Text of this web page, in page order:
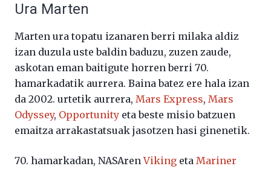
Ura Marten
Marten ura topatu izanaren berri milaka aldiz
izan duzula uste baldin baduzu, zuzen zaude,
askotan eman baitigute horren berri 70.
hamarkadatik aurrera. Baina batez ere hala izan
da 2002. urtetik aurrera, Mars Express, Mars
Odyssey, Opportunity eta beste misio batzuen
emaitza arrakastatsuak jasotzen hasi ginenetik.
70. hamarkadan, NASArenViking eta Mariner